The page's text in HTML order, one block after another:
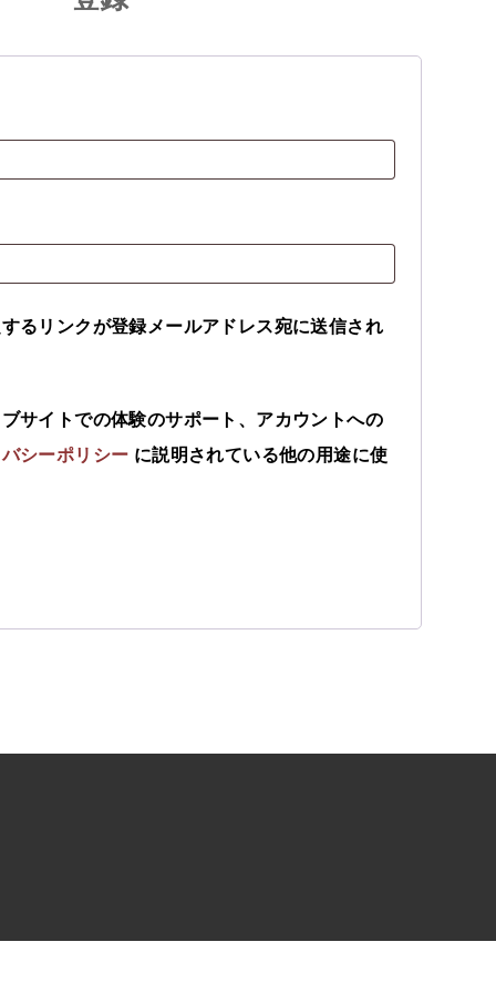
るリンクが登録メールアドレス宛に送信され
サイトでの体験のサポート、アカウントへの
シーポリシー に説明されている他の用途に使